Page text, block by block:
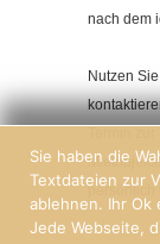
nach dem
Nutzen
persönlich
Sie haben die
Textdateien zur
ablehnen. Ihr Ok
Jede Webseite,